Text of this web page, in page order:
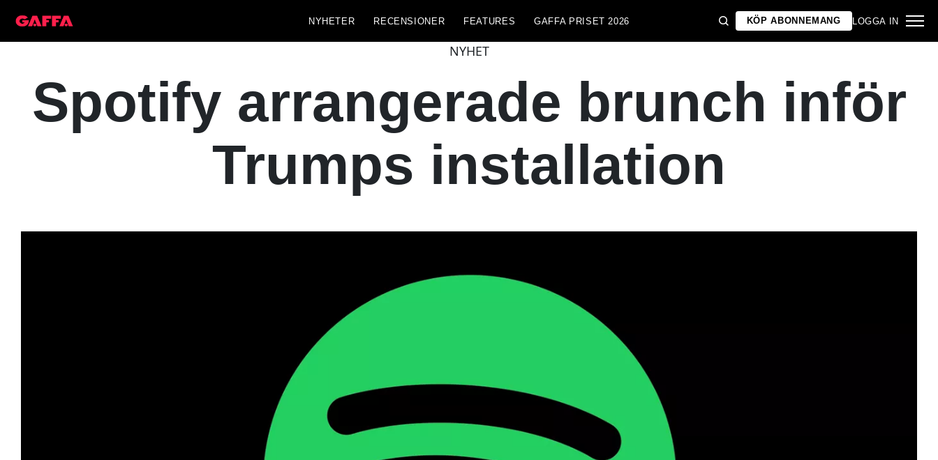
NYHETER RECENSIONER FEATURES GAFFA PRISET 2026 KÖP ABONNEMANG LOGGA IN
NYHET
Spotify arrangerade brunch inför
Trumps installation